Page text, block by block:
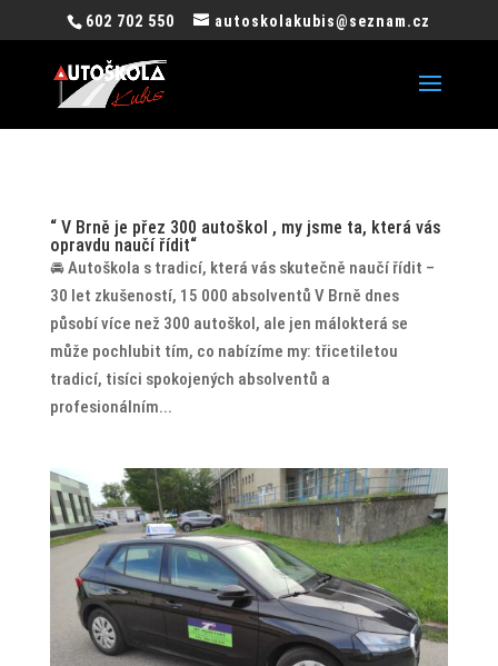
602 702 550 autoskolakubis@seznam.cz
“ V Brně je přez 300 autoškol , my jsme ta, která vás
opravdu naučí řídit“
🚘 Autoškola s tradicí, která vás skutečně naučí řídit –
30 let zkušeností, 15 000 absolventů V Brně dnes
působí více než 300 autoškol, ale jen málokterá se
může pochlubit tím, co nabízíme my: třicetiletou
tradicí, tisíci spokojených absolventů a
profesionálním...